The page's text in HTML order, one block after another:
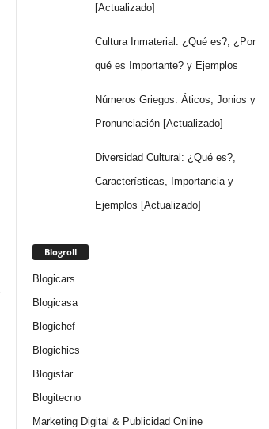
[Actualizado]
Cultura Inmaterial: ¿Qué es?, ¿Por
qué es Importante? y Ejemplos
Números Griegos: Áticos, Jonios y
Pronunciación [Actualizado]
Diversidad Cultural: ¿Qué es?,
Características, Importancia y
Ejemplos [Actualizado]
Blogroll
Blogicars
Blogicasa
Blogichef
Blogichics
Blogistar
Blogitecno
Marketing Digital & Publicidad Online